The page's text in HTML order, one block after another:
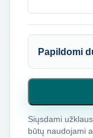
Papildomi
Siųsdami
būtų naudojami